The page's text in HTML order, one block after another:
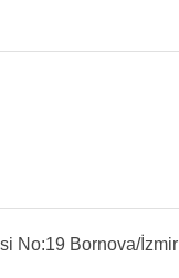
No:19 Bornova/İzmir